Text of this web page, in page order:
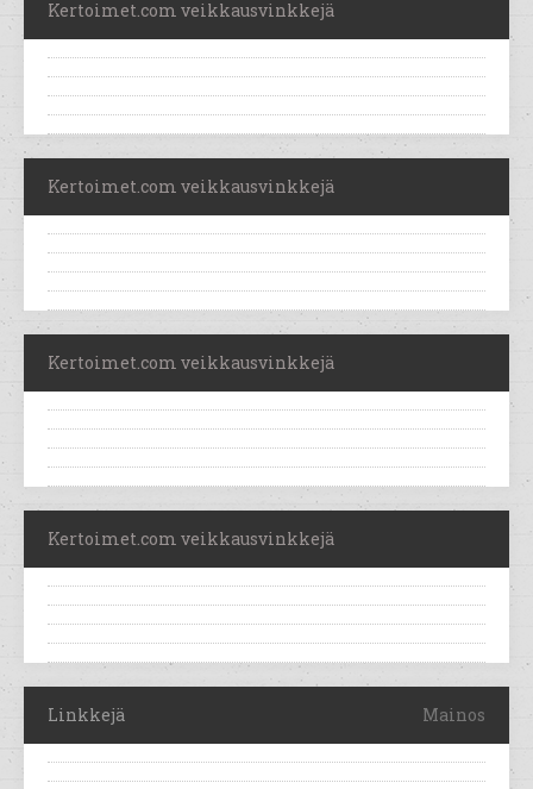
Kertoimet.com veikkausvinkkejä
Kertoimet.com veikkausvinkkejä
Kertoimet.com veikkausvinkkejä
Kertoimet.com veikkausvinkkejä
Linkkejä Mainos